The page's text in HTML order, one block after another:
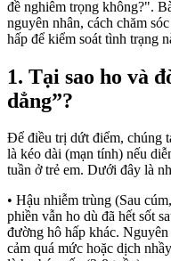
đề nghiêm trọng không?".
nguyên nhân, cách chăm
hấp để kiểm soát tình trạng
1. Tại sao ho và
dẳng”?
Để điều trị dứt điểm, chúng
là kéo dài (mạn tính) nếu
tuần ở trẻ em. Dưới đây là
• Hậu nhiễm trùng (Sau
phiền vẫn ho dù đã hết sốt
đường hô hấp khác.
cảm quá mức hoặc dịch